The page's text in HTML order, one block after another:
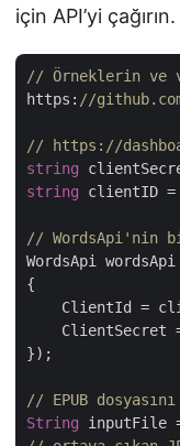
için API’yi çağırın.
// Örneklerin ve
https: //
// https://
string
string clientID =
// WordsApi'nin
WordsApi
{
ClientId =
ClientSecret
});
// EPUB
String inputFile